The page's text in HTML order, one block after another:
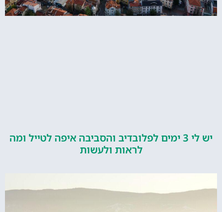
יש לי 3 ימים לפלובדיב והסביבה איפה לטייל ומה
לראות ולעשות